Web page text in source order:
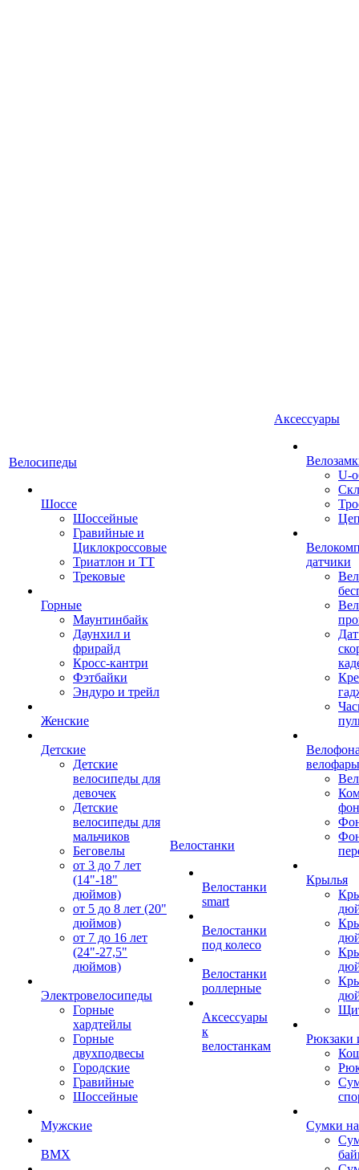
Велосипеды
Шоссе
Шоссейные
Гравийные и
Циклокроссовые
Триатлон и ТТ
Трековые
Горные
Маунтинбайк
Даунхил и
фрирайд
Кросс-кантри
Фэтбайки
Эндуро и трейл
Женские
Детские
Детские
велосипеды для
девочек
Детские
велосипеды для
мальчиков
Беговелы
от 3 до 7 лет
(14"-18"
дюймов)
от 5 до 8 лет (20"
дюймов)
от 7 до 16 лет
(24"-27,5"
дюймов)
Электровелосипеды
Горные
хардтейлы
Горные
двухподвесы
Городские
Гравийные
Шоссейные
Мужские
BMX
Велостанки
Велостанки
smart
Велостанки
под колесо
Велостанки
роллерные
Аксессуары
к
велостанкам
Аксессуары
U-
датчики
велофары
Крылья
Рюкзаки
Сумки